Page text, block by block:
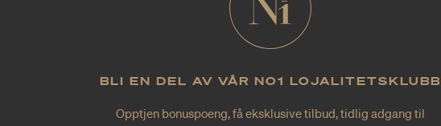
BLI EN DEL AV VÅR NO1 LOJALITETSKLUBB
Opptjen bonuspoeng, få eksklusive tilbud, tidlig adgang til